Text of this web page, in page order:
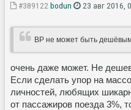
#389122 bodun 23 авг 2016,
ВР не может быть
очень даже может. Не
Если сделать упор на
личностей, любящих
от пассажиров поезда 3%,